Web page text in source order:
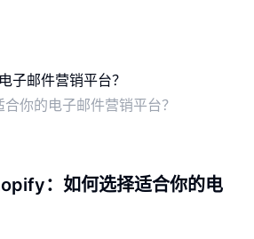
你的电子邮件营销平台？
：如何选择适合你的电